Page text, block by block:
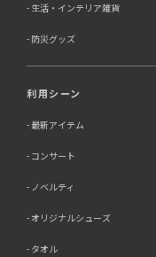
生活・インテリア雑貨
防災グッズ
利用シーン
最新アイテム
コンサート
ノベルティ
オリジナルシューズ
タオル